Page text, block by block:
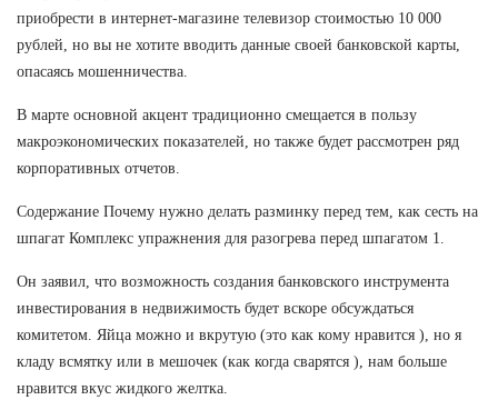
приобрести в интернет-магазине телевизор стоимостью 10 000
рублей, но вы не хотите вводить данные своей банковской карты,
опасаясь мошенничества.
В марте основной акцент традиционно смещается в пользу
макроэкономических показателей, но также будет рассмотрен ряд
корпоративных отчетов.
Содержание Почему нужно делать разминку перед тем, как сесть на
шпагат Комплекс упражнения для разогрева перед шпагатом 1.
Он заявил, что возможность создания банковского инструмента
инвестирования в недвижимость будет вскоре обсуждаться
комитетом. Яйца можно и вкрутую (это как кому нравится ), но я
кладу всмятку или в мешочек (как когда сварятся ), нам больше
нравится вкус жидкого желтка.